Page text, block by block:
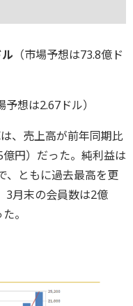
（市場予想は73.8億ド
予想は2.67ドル）
、売上高が前年同期比
円）だった。純利益は
、ともに過去最高を更
3月末の会員数は2億
。